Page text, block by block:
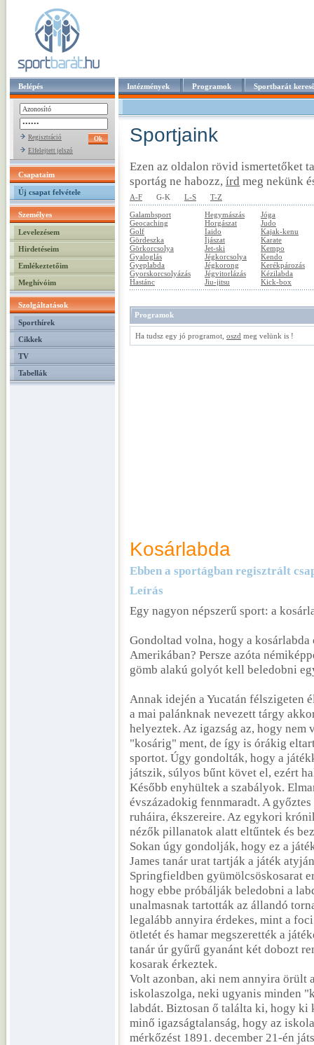
Belépés
Regisztráció
Elfelejtett jelszó
Csapataim
Új csapat felvétele
Személyes
Levelezésem
Hirdetéseim
Emlékeztetőim
Meghívóim
Szolgáltatások
Sporthírek
Cikkek
TV
Tabellák
Intézmények Programok Sportbarát
Sportjaink
Ezen az oldalon rövid ismertetőket
sportág ne habozz, írd meg nekünk
A-F G-K L-S T-Z
Galambsport
Geocaching
Golf
Gördeszka
Görkorcsolya
Gyaloglás
Gyeplabda
Gyorskorcsolyázás
Hastánc
Hegymászás
Horgászat
Iaido
Íjászat
Jet-ski
Jégkorcsolya
Jégkorong
Jégvitorlázás
Jiu-jitsu
Jóga
Judo
Kajak-kenu
Karate
Kempo
Kendo
Kerékpározás
Kézilabda
Kick-box
Programok
Ha tudsz egy jó programot, oszd meg velünk is !
Kosárlabda
Ebben a sportágban regisztrált
Leírás
Egy nagyon népszerű sport: a
Gondoltad volna, hogy a
Amerikában? Persze azóta
gömb alakú golyót kell beledobni
Annak idején a Yucatán félszigeten
a mai palánknak nevezett tárgy
helyeztek. Az igazság az, hogy
"kosárig" ment, de így is órákig
sportot. Úgy gondolták, hogy a
játszik, súlyos bűnt követ el, ezért
Később enyhültek a szabályok.
évszázadokig fennmaradt. A
ruháira, ékszereire. Az egykori
nézők pillanatok alatt eltűntek és
Sokan úgy gondolják, hogy ez a
James tanár urat tartják a játék
Springfieldben gyümölcsöskosarat
hogy ebbe próbálják beledobni a
unalmasnak tartották az állandó
legalább annyira érdekes, mint a
ötletét és hamar megszerették a
tanár úr gyűrű gyanánt két dobozt
kosarak érkeztek.
Volt azonban, aki nem annyira örült
iskolaszolga, neki ugyanis minden
labdát. Biztosan ő találta ki, hogy ki
minő igazságtalanság, hogy az
mérkőzést 1891. december 21-én